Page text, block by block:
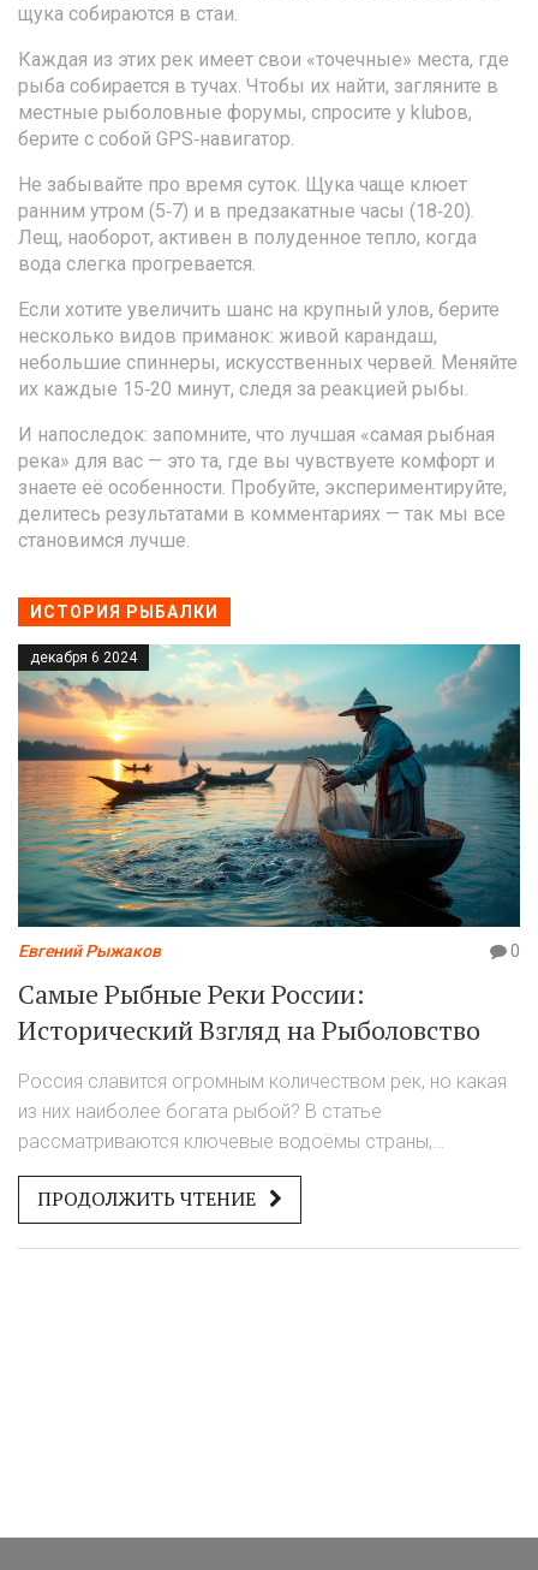
щука собираются в стаи.
Каждая из этих рек имеет свои «точечные» места, где
рыба собирается в тучах. Чтобы их найти, загляните в
местные рыболовные форумы, спросите у klubов,
берите с собой GPS‑навигатор.
Не забывайте про время суток. Щука чаще клюет
ранним утром (5‑7) и в предзакатные часы (18‑20).
Лещ, наоборот, активен в полуденное тепло, когда
вода слегка прогревается.
Если хотите увеличить шанс на крупный улов, берите
несколько видов приманок: живой карандаш,
небольшие спиннеры, искусственных червей. Меняйте
их каждые 15‑20 минут, следя за реакцией рыбы.
И напоследок: запомните, что лучшая «самая рыбная
река» для вас — это та, где вы чувствуете комфорт и
знаете её особенности. Пробуйте, экспериментируйте,
делитесь результатами в комментариях — так мы все
становимся лучше.
ИСТОРИЯ РЫБАЛКИ
декабря 6 2024
Евгений Рыжаков 0
Самые Рыбные Реки России:
Исторический Взгляд на Рыболовство
Россия славится огромным количеством рек, но какая
из них наиболее богата рыбой? В статье
рассматриваются ключевые водоёмы страны,
исторические традиции рыболовства и уникальные
условия, способствующие развитию этого древнего
промысла. Узнайте, где можно поймать самую
ПРОДОЛЖИТЬ ЧТЕНИЕ